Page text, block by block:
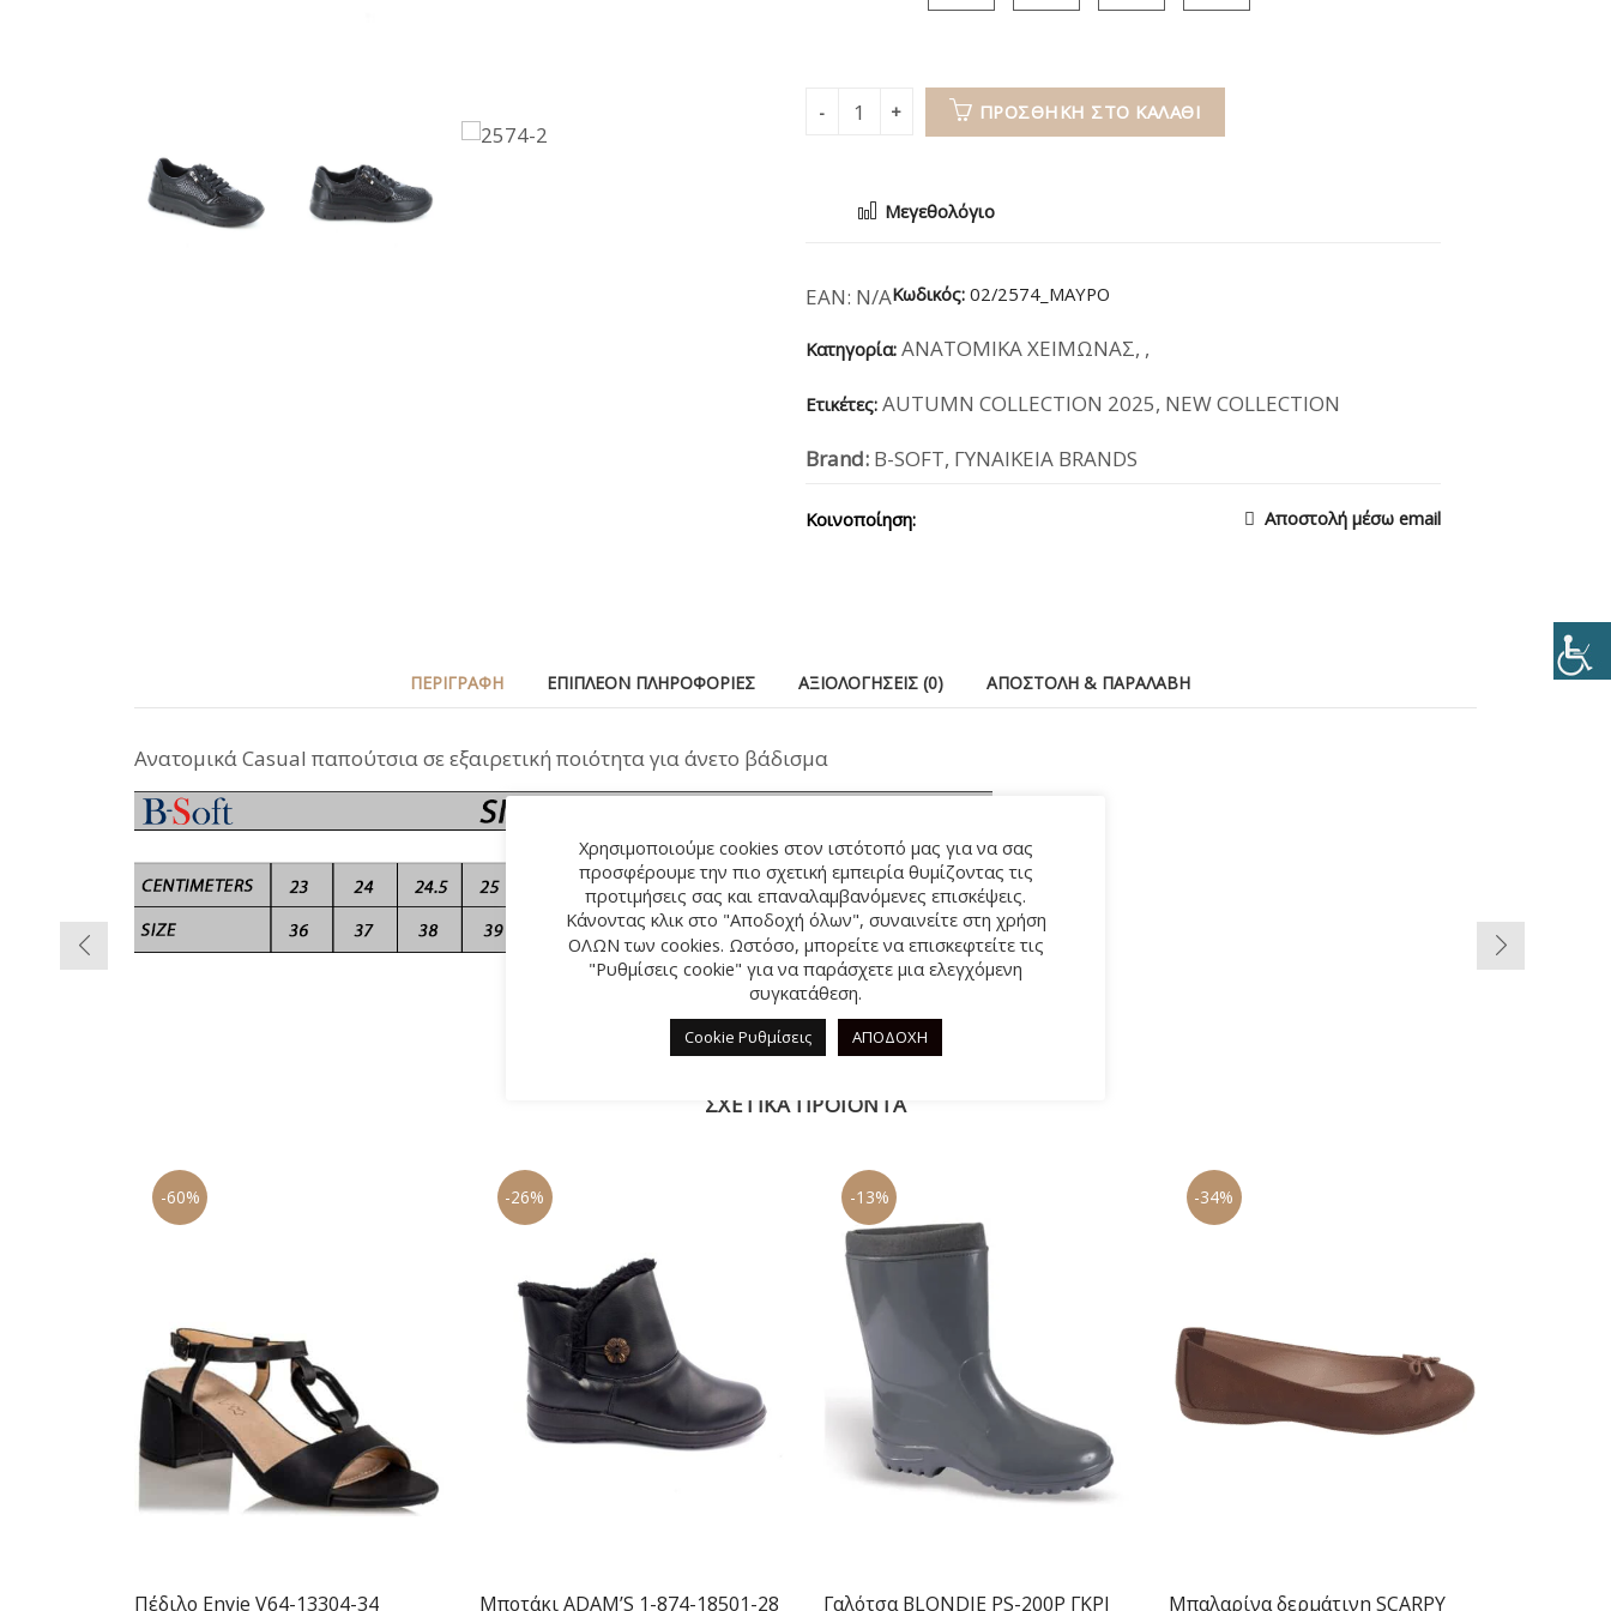
ΠΡΟΣΘΉΚΗ ΣΤΟ ΚΑΛΆΘΙ
Μεγεθολόγιο
EAN: N/AΚωδικός: 02/2574_ΜΑΥΡΟ
Κατηγορία: ΑΝΑΤΟΜΙΚΑ ΧΕΙΜΩΝΑΣ, ,
Ετικέτες: AUTUMN COLLECTION 2025, NEW COLLECTION
Brand: B-SOFT, ΓΥΝΑΙΚΕΙΑ BRANDS
Κοινοποίηση: Αποστολή μέσω email
ΠΕΡΙΓΡΑΦΉ ΕΠΙΠΛΈΟΝ ΠΛΗΡΟΦΟΡΊΕΣ ΑΞΙΟΛΟΓΉΣΕΙΣ (0) ΑΠΟΣΤΟΛΉ & ΠΑΡΑΛΑΒΉ
Ανατομικά Casual παπούτσια σε εξαιρετική ποιότητα για άνετο βάδισμα
ΣΧΕΤΙΚΆ ΠΡΟΪΌΝΤΑ
-60%
Πέδιλο Envie V64-13304-34
-26%
Μποτάκι ADAM’S 1-874-18501-28
-13%
Γαλότσα BLONDIE PS-200P ΓΚΡΙ
-34%
Μπαλαρίνα δερμάτινη SCARPY
Χρησιμοποιούμε cookies στον ιστότοπό μας για να σας
προσφέρουμε την πιο σχετική εμπειρία θυμίζοντας τις
προτιμήσεις σας και επαναλαμβανόμενες επισκέψεις.
Κάνοντας κλικ στο "Αποδοχή όλων", συναινείτε στη χρήση
ΟΛΩΝ των cookies. Ωστόσο, μπορείτε να επισκεφτείτε τις
"Ρυθμίσεις cookie" για να παράσχετε μια ελεγχόμενη
συγκατάθεση.
Cookie Ρυθμίσεις ΑΠΟΔΟΧΗ